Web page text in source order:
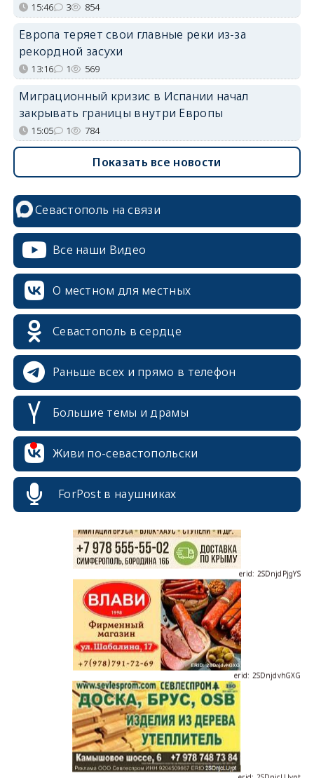
15:46 3 854
Европа теряет свои главные реки из-за
рекордной засухи
13:16 1 569
Миграционный кризис в Испании начал
закрывать границы внутри Европы
15:05 1 784
Показать все новости
Севастополь на связи
Все наши Видео
О местном для местных
Севастополь в сердце
Раньше всех и прямо в телефон
Большие темы и драмы
Живи по-севастопольски
ForPost в наушниках
erid: 2SDnjcrDNw6
erid: 2SDnjdvhGXG